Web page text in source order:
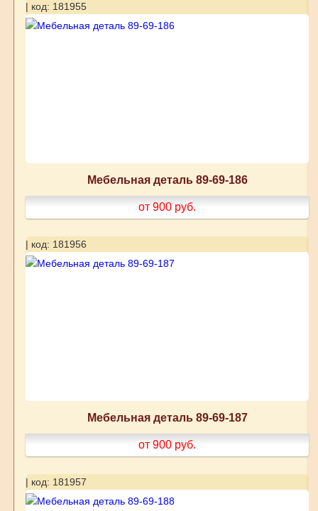
| код: 181955
Мебельная деталь 89-69-186
от 900 руб.
| код: 181956
Мебельная деталь 89-69-187
от 900 руб.
| код: 181957